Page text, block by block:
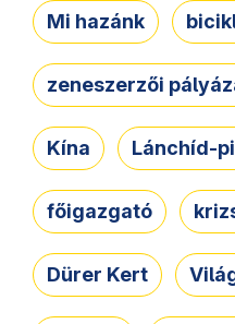
Mi hazánk
zeneszerzői
Kína Lánchíd-
főigazgató
Dürer Kert